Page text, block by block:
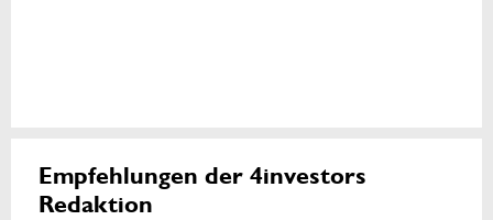
Empfehlungen der 4investors
Redaktion